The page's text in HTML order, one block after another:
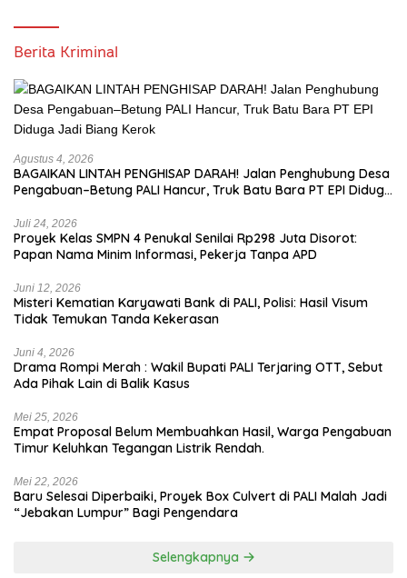
Berita Kriminal
Agustus 4, 2026
BAGAIKAN LINTAH PENGHISAP DARAH! Jalan Penghubung Desa
Pengabuan–Betung PALI Hancur, Truk Batu Bara PT EPI Diduga
Juli 24, 2026
Proyek Kelas SMPN 4 Penukal Senilai Rp298 Juta Disorot:
Papan Nama Minim Informasi, Pekerja Tanpa APD
Juni 12, 2026
Misteri Kematian Karyawati Bank di PALI, Polisi: Hasil Visum
Tidak Temukan Tanda Kekerasan
Juni 4, 2026
Drama Rompi Merah : Wakil Bupati PALI Terjaring OTT, Sebut
Ada Pihak Lain di Balik Kasus
Mei 25, 2026
Empat Proposal Belum Membuahkan Hasil, Warga Pengabuan
Timur Keluhkan Tegangan Listrik Rendah.
Mei 22, 2026
Baru Selesai Diperbaiki, Proyek Box Culvert di PALI Malah Jadi
“Jebakan Lumpur” Bagi Pengendara
Selengkapnya